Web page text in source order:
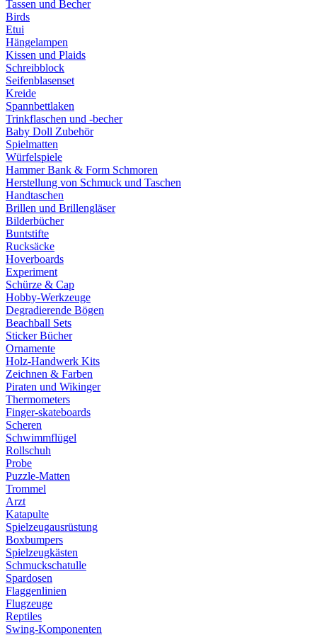
Tassen und Becher
Birds
Etui
Hängelampen
Kissen und Plaids
Schreibblock
Seifenblasenset
Kreide
Spannbettlaken
Trinkflaschen und -becher
Baby Doll Zubehör
Spielmatten
Würfelspiele
Hammer Bank & Form Schmoren
Herstellung von Schmuck und Taschen
Handtaschen
Brillen und Brillengläser
Bilderbücher
Buntstifte
Rucksäcke
Hoverboards
Experiment
Schürze & Cap
Hobby-Werkzeuge
Degradierende Bögen
Beachball Sets
Sticker Bücher
Ornamente
Holz-Handwerk Kits
Zeichnen & Farben
Piraten und Wikinger
Thermometers
Finger-skateboards
Scheren
Schwimmflügel
Rollschuh
Probe
Puzzle-Matten
Trommel
Arzt
Katapulte
Spielzeugausrüstung
Boxbumpers
Spielzeugkästen
Schmuckschatulle
Spardosen
Flaggenlinien
Flugzeuge
Reptiles
Swing-Komponenten